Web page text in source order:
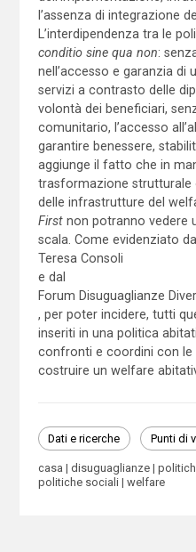
l’assenza di integrazione
L’interdipendenza tra le
conditio sine qua non:
nell’accesso e garanzia di
servizi a contrasto delle
volontà dei beneficiari,
comunitario, l’accesso
garantire benessere,
aggiunge il fatto che in
trasformazione strutturale
delle infrastrutture del
Firstnon potranno vedere
scala. Come evidenziato da
Teresa Consoli
e dal
Forum Disuguaglianze
, per poter incidere, tutti
inseriti in una politica
confronti e coordini con le
costruire un welfare
Dati e ricerche Punti di
casa disuguaglianze
politiche sociali
welfare